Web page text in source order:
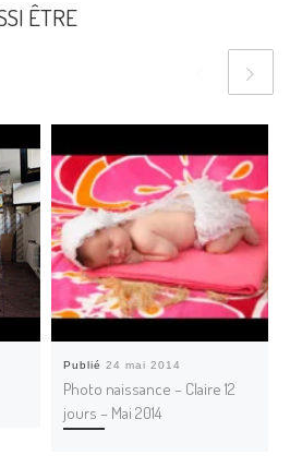
ÊTRE
Publié 24 mai 2014
Photo naissance – Claire 12
jours – Mai 2014